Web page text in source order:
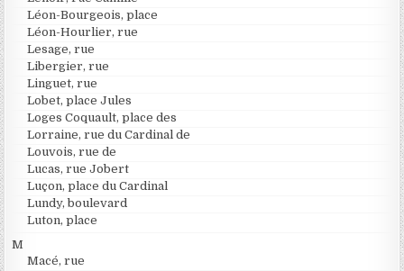
Léon-Bourgeois, place
Léon-Hourlier, rue
Lesage, rue
Libergier, rue
Linguet, rue
Lobet, place Jules
Loges Coquault, place des
Lorraine, rue du Cardinal de
Louvois, rue de
Lucas, rue Jobert
Luçon, place du Cardinal
Lundy, boulevard
Luton, place
M
Macé, rue